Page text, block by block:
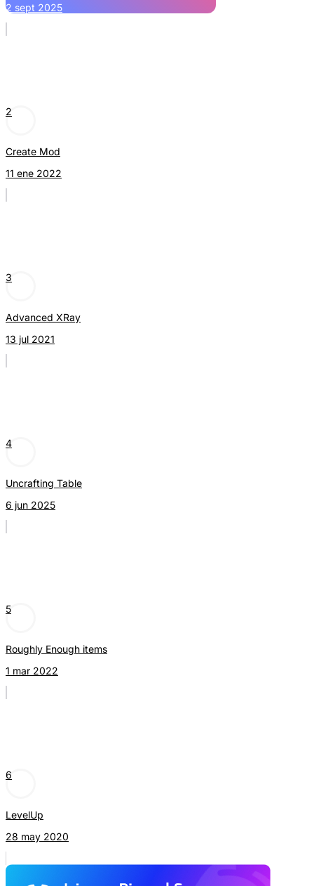
2 sept 2025
2
Create Mod
11 ene 2022
3
Advanced XRay
13 jul 2021
4
Uncrafting Table
6 jun 2025
5
Roughly Enough items
1 mar 2022
6
LevelUp
28 may 2020